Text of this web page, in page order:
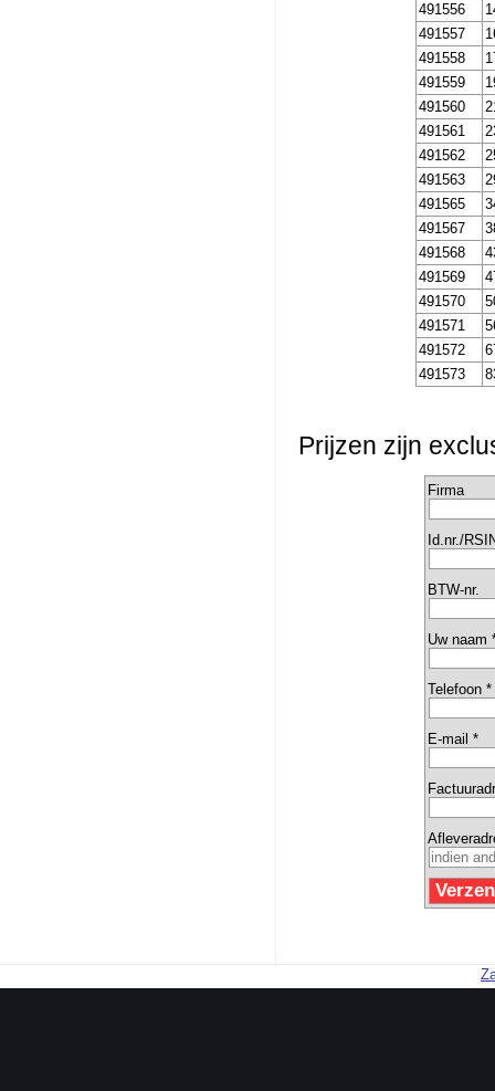
491556
491557
491558
491559
491560
491561
491562
491563
491565
491567
491568
491569
491570
491571
491572
491573
Prijzen zijn
Firma
Id.nr./
BTW-nr.
Uw naam
Telefoon *
E-mail *